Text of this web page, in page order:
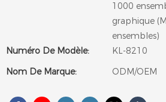
1000
graphique
ensembles)
Numéro De Modèle:
KL-8210
Nom De Marque:
ODM/OEM